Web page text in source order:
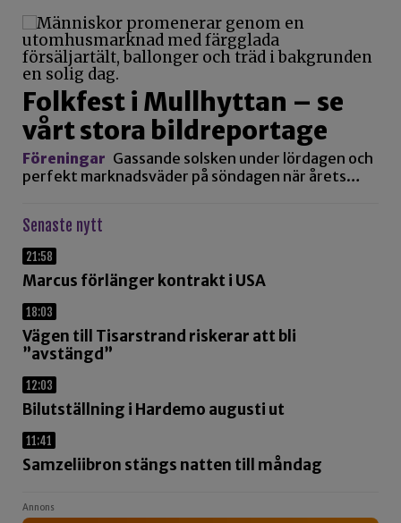
Folkfest i Mullhyttan – se
vårt stora bildreportage
Föreningar Gassande solsken under lördagen och
perfekt marknadsväder på söndagen när årets…
Senaste nytt
21:58
Marcus förlänger kontrakt i USA
18:03
Vägen till Tisarstrand riskerar att bli
”avstängd”
12:03
Bilutställning i Hardemo augusti ut
11:41
Samzeliibron stängs natten till måndag
Annons